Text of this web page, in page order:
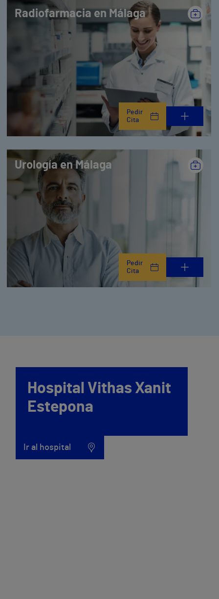
Radiofarmacia en Málaga
Pedir
Cita
Urología en Málaga
Pedir
Cita
Hospital Vithas Xanit
Estepona
Ir al hospital